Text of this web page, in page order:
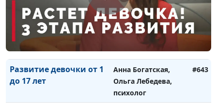
психолог
6 советов психолога для
родителей
Анна Богатская,
Ольга Лебедева,
психолог
Развитие девочки от 1
до 17 лет
Анна Богатская,
Ольга Лебедева,
психолог
#643